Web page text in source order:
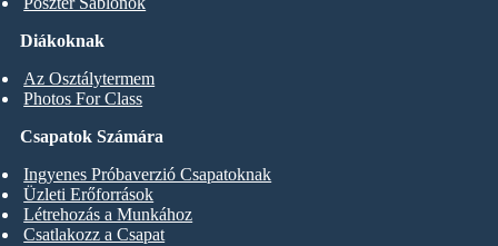
Diákoknak
Az Osztálytermem
Photos For Class
Csapatok Számára
Ingyenes Próbaverzió Csapatoknak
Üzleti Erőforrások
Létrehozás a Munkához
Csatlakozz a Csapat